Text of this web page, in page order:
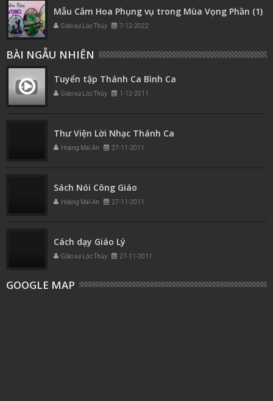
Mẫu Cắm Hoa Phụng vụ trong Mùa Vọng Phần (1)
Giáo xứ Lộc Thủy 7-12-2022
BÀI NGẪU NHIÊN
Tuyển tập Thánh Ca Bình Ca
Giáo xứ Lộc Thủy 1-12-2011
Thư Viện Lời Nhạc Thánh Ca
Hoàng Mai An 27-11-2011
Sách Nói Công Giáo
Hoàng Mai An 27-11-2011
Cách dạy Giáo Lý
Giáo xứ Lộc Thủy 27-11-2011
GOOGLE MAP